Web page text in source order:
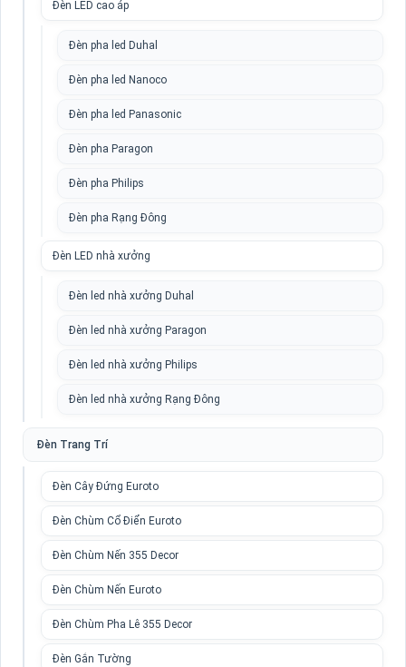
Đèn LED cao áp
Đèn pha led Duhal
Đèn pha led Nanoco
Đèn pha led Panasonic
Đèn pha Paragon
Đèn pha Philips
Đèn pha Rạng Đông
Đèn LED nhà xưởng
Đèn led nhà xưởng Duhal
Đèn led nhà xưởng Paragon
Đèn led nhà xưởng Philips
Đèn led nhà xưởng Rạng Đông
Đèn Trang Trí
Đèn Cây Đứng Euroto
Đèn Chùm Cổ Điển Euroto
Đèn Chùm Nến 355 Decor
Đèn Chùm Nến Euroto
Đèn Chùm Pha Lê 355 Decor
Đèn Gắn Tường